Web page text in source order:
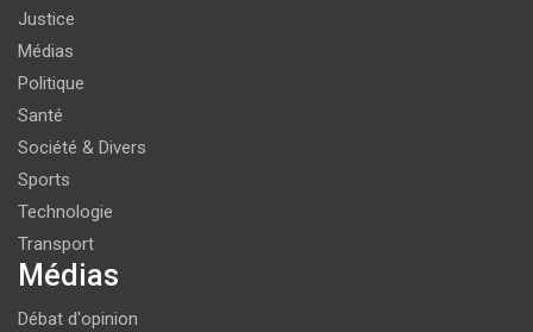
Justice
Médias
Politique
Santé
Société & Divers
Sports
Technologie
Transport
Médias
Débat d'opinion